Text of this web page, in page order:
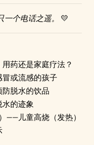
个电话之遥。 💛
药还是家庭疗法？
或流感的孩子
脱水的饮品
的迹象
——儿童高烧（发热）